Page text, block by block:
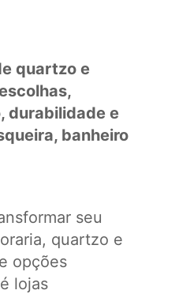
quartzo e
durabilidade e
banheiro
seu
quartzo e
opções
lojas